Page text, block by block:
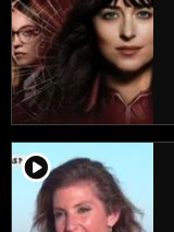
player2